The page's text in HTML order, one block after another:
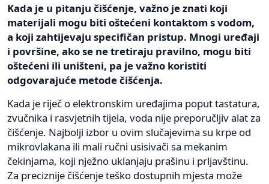
Kada je u pitanju čišćenje, važno je znati koji
materijali mogu biti oštećeni kontaktom s vodom,
a koji zahtijevaju specifičan pristup. Mnogi uređaji
i površine, ako se ne tretiraju pravilno, mogu biti
oštećeni ili uništeni, pa je važno koristiti
odgovarajuće metode čišćenja.
Kada je riječ o elektronskim uređajima poput tastatura,
zvučnika i rasvjetnih tijela, voda nije preporučljiv alat za
čišćenje. Najbolji izbor u ovim slučajevima su krpe od
mikrovlakana ili mali ručni usisivači sa mekanim
čekinjama, koji nježno uklanjaju prašinu i prljavštinu.
Za preciznije čišćenje teško dostupnih mjesta može